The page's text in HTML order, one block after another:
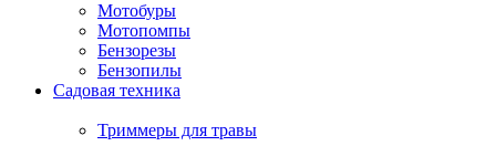
Мотобуры
Мотопомпы
Бензорезы
Бензопилы
Садовая техника
Триммеры для травы